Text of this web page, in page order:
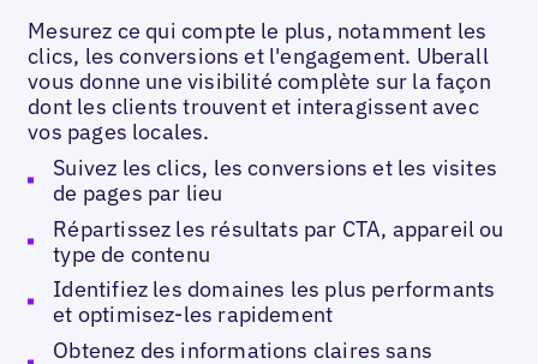
Mesurez ce qui compte le plus, notamment les
clics, les conversions et l'engagement. Uberall
vous donne une visibilité complète sur la façon
dont les clients trouvent et interagissent avec
vos pages locales.
Suivez les clics, les conversions et les visites
de pages par lieu
Répartissez les résultats par CTA, appareil ou
type de contenu
Identifiez les domaines les plus performants
et optimisez-les rapidement
Obtenez des informations claires sans